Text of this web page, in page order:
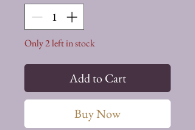
Only 2 left in stock
Add to Cart
Buy Now